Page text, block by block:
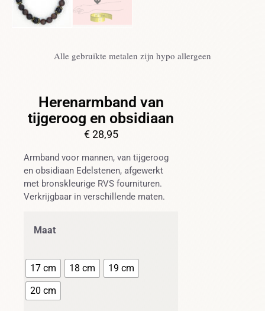
Alle gebruikte metalen zijn hypo allergeen
Herenarmband van
tijgeroog en obsidiaan
€28,95
Armband voor mannen, van tijgeroog
en obsidiaan Edelstenen, afgewerkt
met bronskleurige RVS fournituren.
Verkrijgbaar in verschillende maten.
Maat
17 cm 18 cm
19 cm
20 cm